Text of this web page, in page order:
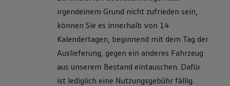
irgendeinem Grund nicht zufrieden sein,
können Sie es innerhalb von 14
Kalendertagen, beginnend mit dem Tag der
Auslieferung, gegen ein anderes Fahrzeug
aus unserem Bestand eintauschen. Dafür
ist lediglich eine Nutzungsgebühr fällig.